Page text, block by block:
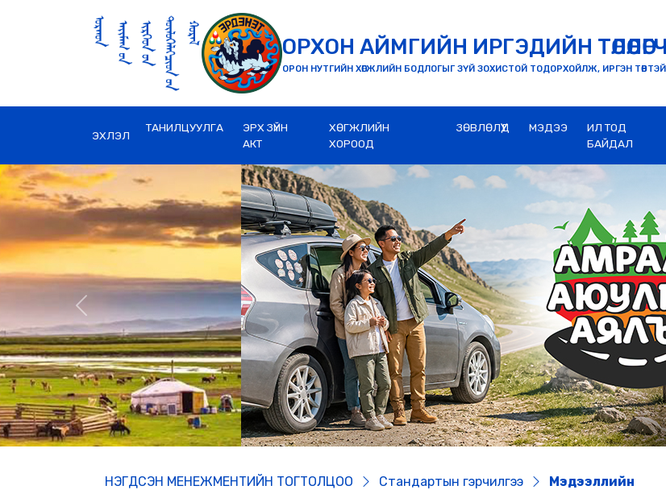
ОРХОН АЙМГИЙН ИРГЭДИЙН
ОРОН НУТГИЙН ХӨГЖЛИЙН БОДЛОГЫГ ЗҮЙ ЗОХИСТОЙ ТОДОРХОЙЛЖ, ИРГЭН ТӨВТЭЙ
ЭХЛЭЛ
ТАНИЛЦУУЛГА
ЭРХ ЗҮЙН
АКТ
ХӨГЖЛИЙН
ХОРООД
ЗӨВЛӨЛҮҮД МЭДЭЭ
ИЛ ТОД
БАЙДАЛ
Previous
НЭГДСЭН МЕНЕЖМЕНТИЙН ТОГТОЛЦОО Стандартын гэрчилгээ
Мэдээллийн